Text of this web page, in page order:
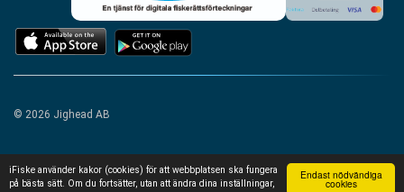
Endast nödvändiga
cookies
iFiske använder kakor (cookies) för att webbplatsen ska fungera
på bästa sätt. Om du fortsätter, utan att ändra dina inställningar,
© 2026 Jighead AB